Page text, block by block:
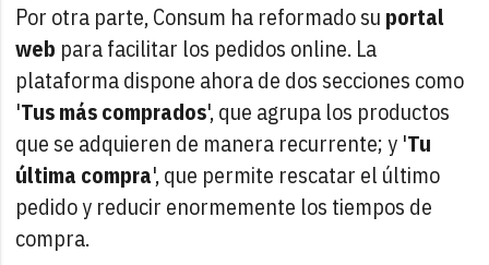
Por otra parte, Consum ha reformado su portal
web para facilitar los pedidos online. La
plataforma dispone ahora de dos secciones como
'Tus más comprados', que agrupa los productos
que se adquieren de manera recurrente; y 'Tu
última compra', que permite rescatar el último
pedido y reducir enormemente los tiempos de
compra.